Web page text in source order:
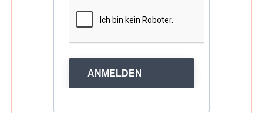
ANMELDEN